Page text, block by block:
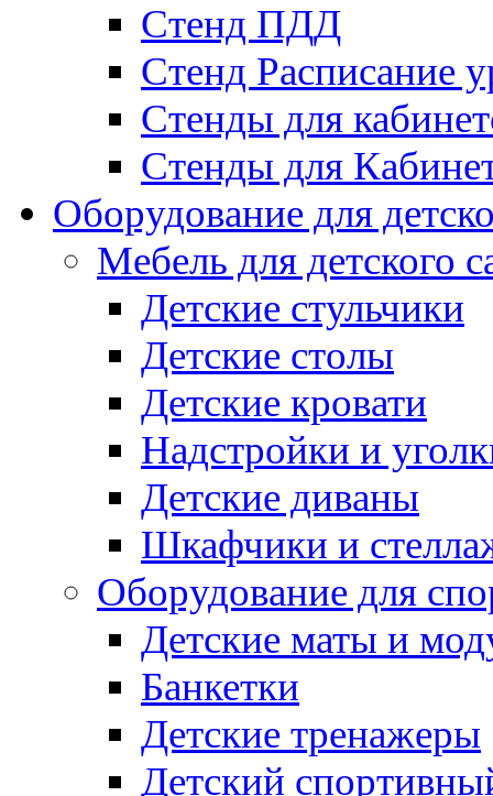
Стенд ПДД
Стенд Расписание
Стенды для
Стенды для
Оборудование для
Мебель для детского
Детские стульчики
Детские столы
Детские кровати
Надстройки и
Детские диваны
Шкафчики и
Оборудование для
Детские маты и
Банкетки
Детские тренажеры
Детский